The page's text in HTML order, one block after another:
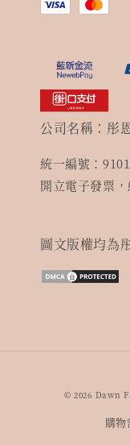
公司名稱：彤
統一編號：
開立電子發票
圖文版權均為
© 2026 Dawn
購物